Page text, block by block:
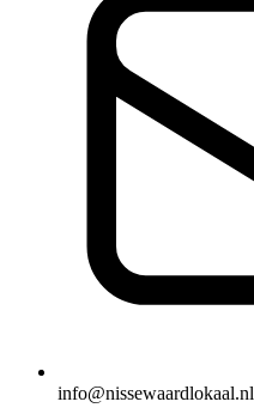
info@nissewaardlokaal.nl